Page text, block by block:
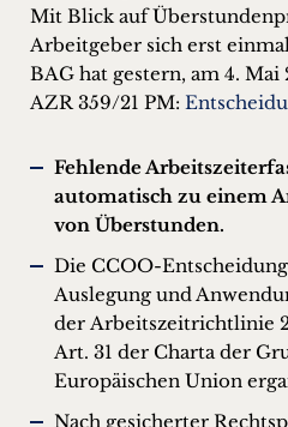
Team
Presseanfragen
Kontakt
Mit Blick auf
Arbeitgeber sich erst
BAG hat gestern, am 4. Mai
AZR 359/21 PM:
Fehlende
automatisch zu einem
von Überstunden.
Die CCOO-
Auslegung und
der Arbeitszeitrichtlinie
Art. 31 der Charta der
Europäischen Union
Nach gesicherter